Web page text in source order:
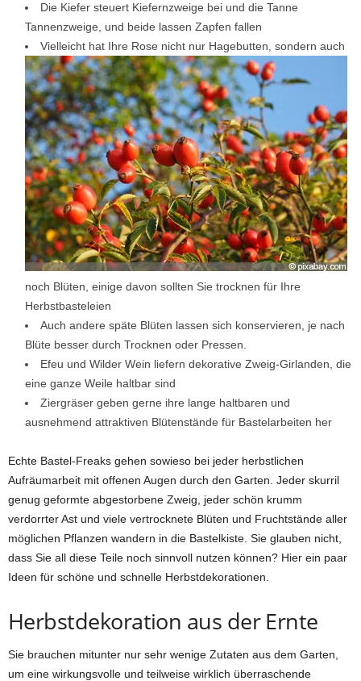
Die Kiefer steuert Kiefernzweige bei und die Tanne
Tannenzweige, und beide lassen Zapfen fallen
Vielleicht hat Ihre Rose nicht nur Hagebutten, sondern auch
noch Blüten, einige davon sollten Sie trocknen für Ihre
Herbstbasteleien
Auch andere späte Blüten lassen sich konservieren, je nach
Blüte besser durch Trocknen oder Pressen.
Efeu und Wilder Wein liefern dekorative Zweig-Girlanden, die
eine ganze Weile haltbar sind
Ziergräser geben gerne ihre lange haltbaren und
ausnehmend attraktiven Blütenstände für Bastelarbeiten her
Echte Bastel-Freaks gehen sowieso bei jeder herbstlichen
Aufräumarbeit mit offenen Augen durch den Garten. Jeder skurril
genug geformte abgestorbene Zweig, jeder schön krumm
verdorrter Ast und viele vertrocknete Blüten und Fruchtstände aller
möglichen Pflanzen wandern in die Bastelkiste. Sie glauben nicht,
dass Sie all diese Teile noch sinnvoll nutzen können? Hier ein paar
Ideen für schöne und schnelle Herbstdekorationen.
Herbstdekoration aus der Ernte
Sie brauchen mitunter nur sehr wenige Zutaten aus dem Garten,
um eine wirkungsvolle und teilweise wirklich überraschende